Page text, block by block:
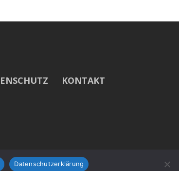
KONTAKT
Datenschutzerklärung